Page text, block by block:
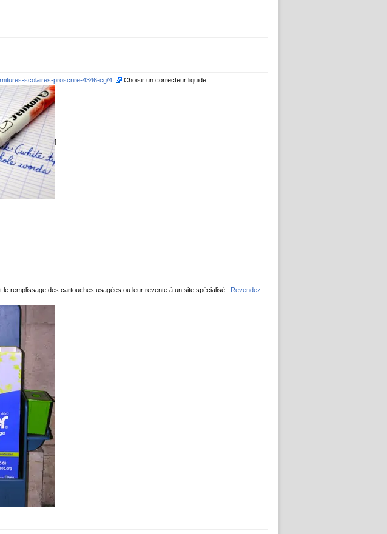
scolaires-proscrire-4346-cg/4 Choisir un correcteur liquide
]
remplissage des cartouches usagées ou leur revente à un site spécialisé : Revendez